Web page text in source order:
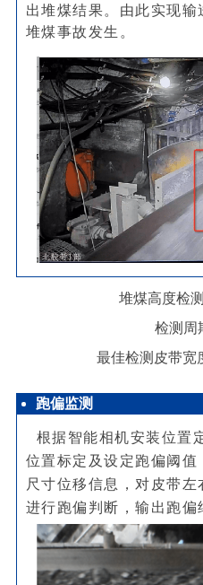
出堆煤结果。由此实现
堆煤事故发生。
堆煤高度检
检测周
最佳检测皮带宽
跑偏监测
根据智能相机安装位置
位置标定及设定跑偏阈
尺寸位移信息，对皮带
进行跑偏判断，输出跑偏